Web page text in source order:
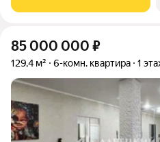
Тауэрс» (ЗАО
85 000 000 ₽
129,4 м² 6-комн. квартира 1